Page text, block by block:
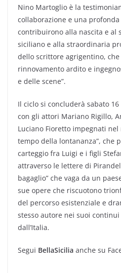
Nino Martoglio è la
collaborazione e una
contribuirono alla nascita e al
siciliano e alla straordinaria
dello scrittore agrigentino,
rinnovamento ardito e
e delle scene”.
Il ciclo si concluderà sabato
con gli attori Mariano Rigillo,
Luciano Fioretto impegnati
tempo della lontananza”, che
carteggio fra Luigi e i figli
attraverso le lettere di
bagaglio” che vaga da un
sue opere che riscuotono
del percorso esistenziale e
stesso autore nei suoi
dall’Italia.
Segui BellaSicilia anche su